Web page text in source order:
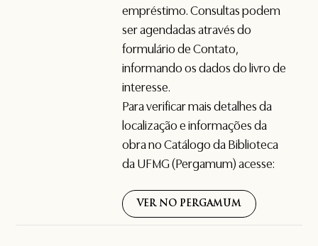
empréstimo. Consultas podem
ser agendadas através do
formulário deContato,
informando os dados do livro de
interesse.
Para verificar mais detalhes da
localização e informações da
obra no Catálogo da Biblioteca
da UFMG (Pergamum) acesse:
VER NO PERGAMUM